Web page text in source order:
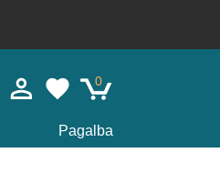
0
Pagalba